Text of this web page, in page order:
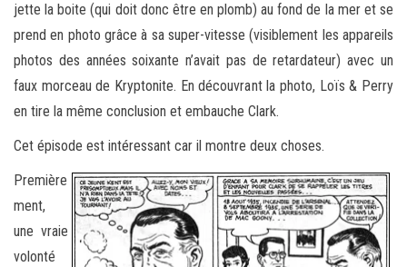
jette la boite (qui doit donc être en plomb) au fond de la mer et se
prend en photo grâce à sa super-vitesse (visiblement les appareils
photos des années soixante n’avait pas de retardateur) avec un
faux morceau de Kryptonite. En découvrant la photo, Loïs & Perry
en tire la même conclusion et embauche Clark.
Cet épisode est intéressant car il montre deux choses.
Première
ment,
une vraie
volonté